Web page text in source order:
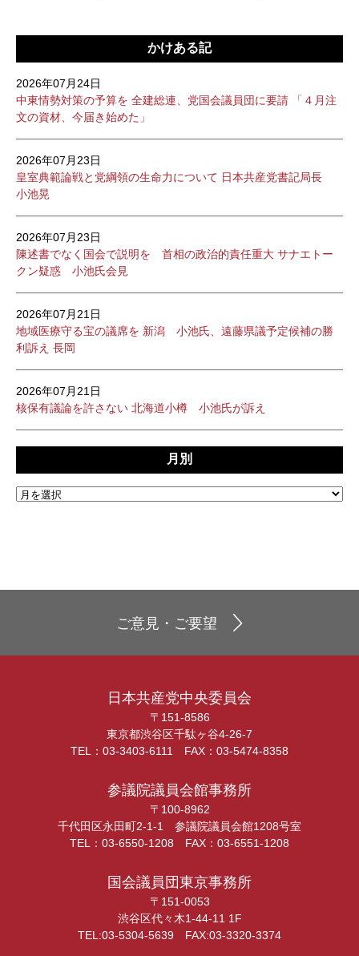
かけある記
2026年07月24日
中東情勢対策の予算を 全建総連、党国会議員団に要請 「４月注
文の資材、今届き始めた」
2026年07月23日
皇室典範論戦と党綱領の生命力について 日本共産党書記局長
小池晃
2026年07月23日
陳述書でなく国会で説明を 首相の政治的責任重大 サナエトー
クン疑惑 小池氏会見
2026年07月21日
地域医療守る宝の議席を 新潟 小池氏、遠藤県議予定候補の勝
利訴え 長岡
2026年07月21日
核保有議論を許さない 北海道小樽 小池氏が訴え
月別
ご意見・ご要望
日本共産党中央委員会
〒151-8586
東京都渋谷区千駄ヶ谷4-26-7
TEL：03-3403-6111 FAX：03-5474-8358
参議院議員会館事務所
〒100-8962
千代田区永田町2-1-1 参議院議員会館1208号室
TEL：03-6550-1208 FAX：03-6551-1208
国会議員団東京事務所
〒151-0053
渋谷区代々木1-44-11 1F
TEL:03-5304-5639 FAX:03-3320-3374